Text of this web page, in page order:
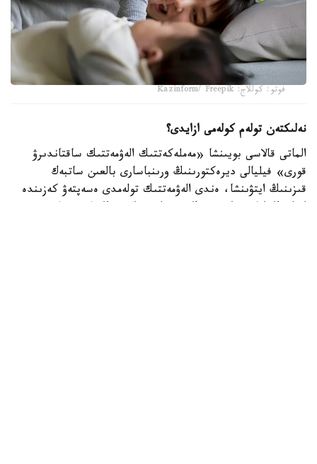
فوتو: كوللاج: Kazinform/ Freepik
نەلىكتەن تولەم كولەمى ازايدى؟
الماتى قالاسى بويىنشا «مەملەكەتتىك الەۋمەتتىك ساقتاندىرۋ
قورى» فيليالى ديرەكتورىنىڭ ورىنباسارى بالعىن ساتبەك
قىزىنىڭ ايتۋىنشا، ەندى الەۋمەتتىك تولەمدى ەسەپتەۋ كەزىندە